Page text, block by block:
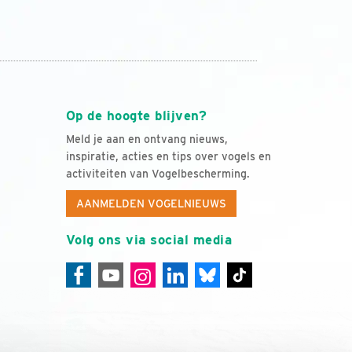
Op de hoogte blijven?
Meld je aan en ontvang nieuws,
inspiratie, acties en tips over vogels en
activiteiten van Vogelbescherming.
AANMELDEN VOGELNIEUWS
Volg ons via social media